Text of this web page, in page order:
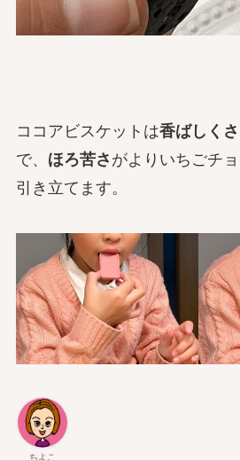
ココアビスケットは香ばしく
で、 ほろ苦さ がよりいちごチ
引き立てます。
ちよこ